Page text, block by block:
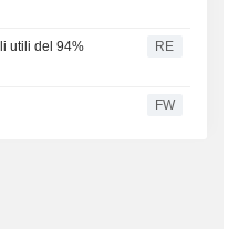
utili del 94%
RE
FW